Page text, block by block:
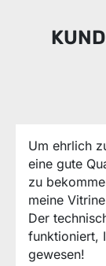
Um ehrlich
eine gute
zu
meine
Der
funktioniert,
gewesen!